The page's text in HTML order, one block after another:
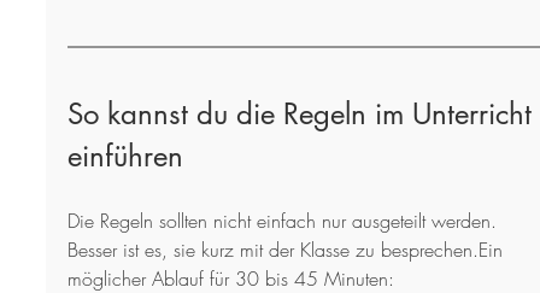
So kannst du die Regeln im Unterricht
einführen
Die Regeln sollten nicht einfach nur ausgeteilt werden.
Besser ist es, sie kurz mit der Klasse zu besprechen.Ein
möglicher Ablauf für 30 bis 45 Minuten: